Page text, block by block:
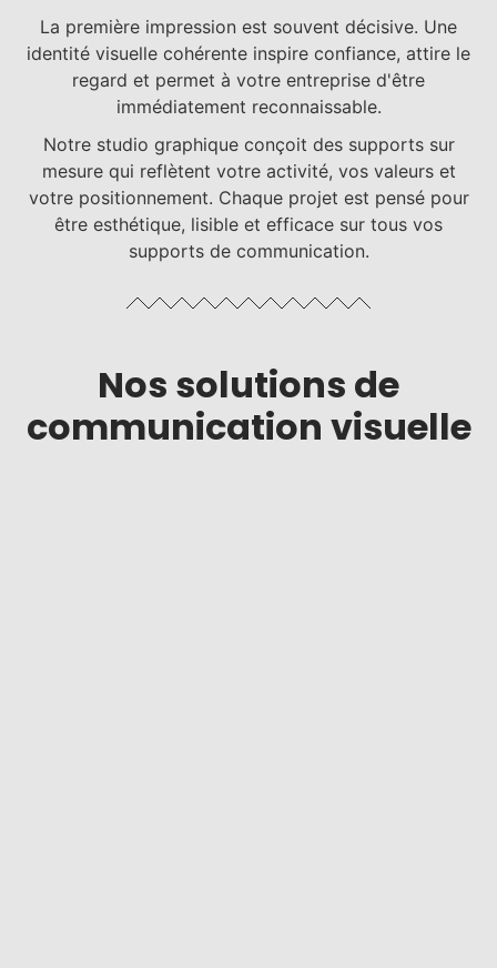
La première impression est souvent décisive. Une
identité visuelle cohérente inspire confiance, attire le
regard et permet à votre entreprise d'être
immédiatement reconnaissable.
Notre studio graphique conçoit des supports sur
mesure qui reflètent votre activité, vos valeurs et
votre positionnement. Chaque projet est pensé pour
être esthétique, lisible et efficace sur tous vos
supports de communication.
Nos solutions de
communication visuelle